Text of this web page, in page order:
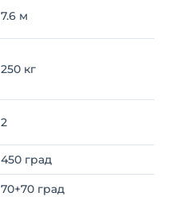
7.6 м
250 кг
2
450 град
70+70 град